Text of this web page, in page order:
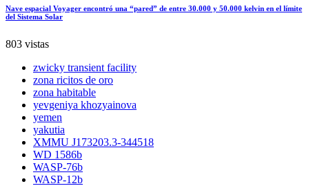
Nave espacial Voyager encontró una “pared” de entre 30.000 y 50.000 kelvin en el límite
del Sistema Solar
803 vistas
zwicky transient facility
zona ricitos de oro
zona habitable
yevgeniya khozyainova
yemen
yakutia
XMMU J173203.3-344518
WD 1586b
WASP-76b
WASP-12b